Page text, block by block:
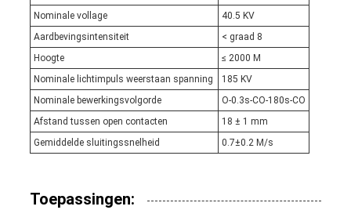
Nominale vollage
40.5 KV
Aardbevingsintensiteit
< graad 8
Hoogte
≤ 2000 M
Nominale lichtimpuls weerstaan spanning
185 KV
Nominale bewerkingsvolgorde
O-0.3s-CO-180s-CO
Afstand tussen open contacten
18 ± 1 mm
Gemiddelde sluitingssnelheid
0.7±0.2 M/s
Toepassingen: